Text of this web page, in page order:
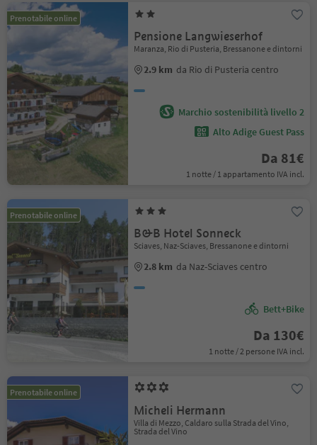
Prenotabile online
Pensione Langwieserhof
Maranza, Rio di Pusteria, Bressanone e dintorni
2.9 km da Rio di Pusteria centro
Marchio sostenibilità livello 2
Alto Adige Guest Pass
Da 81€
1 notte / 1 appartamento IVA incl.
Prenotabile online
B&B Hotel Sonneck
Sciaves, Naz-Sciaves, Bressanone e dintorni
2.8 km da Naz-Sciaves centro
Bett+Bike
Da 130€
1 notte / 2 persone IVA incl.
Prenotabile online
Micheli Hermann
Villa di Mezzo, Caldaro sulla Strada del Vino,
Strada del Vino